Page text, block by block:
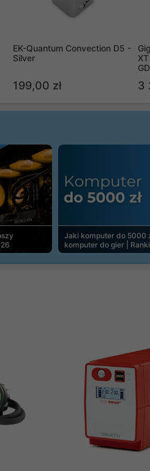
EK-Quantum Convection D5 -
Silver
199,00 zł 3
Jaki komputer do 5000
komputer do gier |